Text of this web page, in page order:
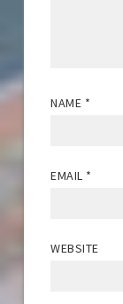
NAME *
EMAIL *
WEBSITE